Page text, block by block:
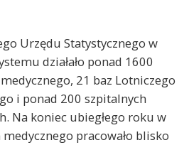
Urzędu Statystycznego w
działało ponad 1600
21 baz Lotniczego
i ponad 200 szpitalnych
Na koniec ubiegłego roku w
pracowało blisko